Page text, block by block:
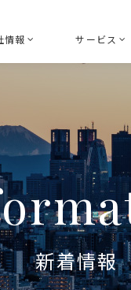
情報
トップメッセージ
アドバイザリーボード
会社概要
参加団体
サービス
ボ
指
報酬
サス
コ
経営
新着情報